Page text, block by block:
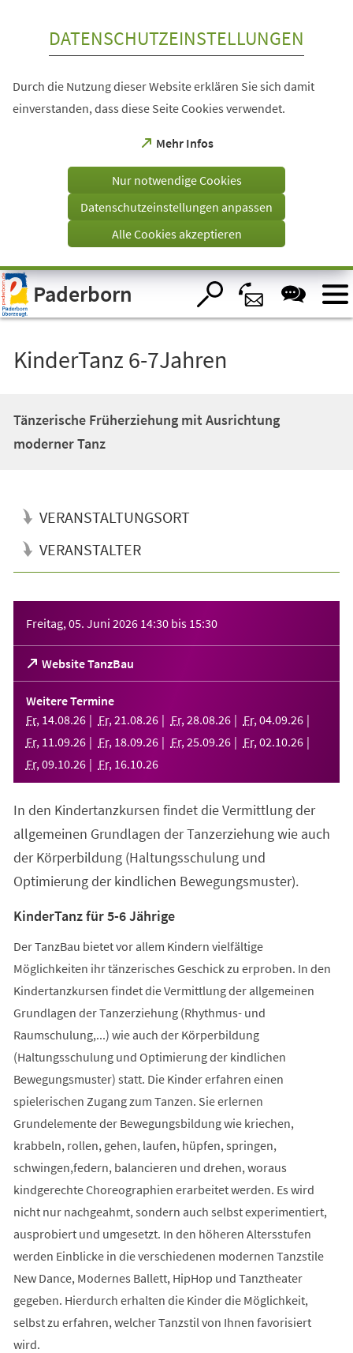
Visuelle
Assistenzsoftware
öffnen.
DATENSCHUTZEINSTELLUNGEN
Durch die Nutzung dieser Website erklären Sie sich damit
einverstanden, dass diese Seite Cookies verwendet.
Mehr Infos
(Öffnet
einem
Tab)
Nur notwendige Cookies
Datenschutzeinstellungen anpassen
Alle Cookies akzeptieren
Paderborn
KinderTanz 6-7Jahren
Tänzerische Früherziehung mit Ausrichtung
moderner Tanz
VERANSTALTUNGSORT
VERANSTALTER
Freitag, 05. Juni 2026 14:30 bis 15:30
Website TanzBau
(Öffnet
in
einem
neuen
Tab)
Weitere Termine
Fr, 14.08.26 Fr, 21 .08.26 Fr, 28.08.26 Fr, 04.09.26
Fr, 11 .09.26 Fr, 18.09.26 Fr, 25.09.26 Fr, 02.10.26
Fr, 09.10.26 Fr, 16.10.26
In den Kindertanzkursen findet die Vermittlung der
allgemeinen Grundlagen der Tanzerziehung wie auch
der Körperbildung (Haltungsschulung und
Optimierung der kindlichen Bewegungsmuster).
KinderTanz für 5-6 Jährige
Der TanzBau bietet vor allem Kindern vielfältige
Möglichkeiten ihr tänzerisches Geschick zu erproben. In den
Kindertanzkursen findet die Vermittlung der allgemeinen
Grundlagen der Tanzerziehung (Rhythmus- und
Raumschulung,...) wie auch der Körperbildung
(Haltungsschulung und Optimierung der kindlichen
Bewegungsmuster) statt. Die Kinder erfahren einen
spielerischen Zugang zum Tanzen. Sie erlernen
Grundelemente der Bewegungsbildung wie kriechen,
krabbeln, rollen, gehen, laufen, hüpfen, springen,
schwingen,federn, balancieren und drehen, woraus
kindgerechte Choreographien erarbeitet werden. Es wird
nicht nur nachgeahmt, sondern auch selbst experimentiert,
ausprobiert und umgesetzt. In den höheren Altersstufen
werden Einblicke in die verschiedenen modernen Tanzstile
New Dance, Modernes Ballett, HipHop und Tanztheater
gegeben. Hierdurch erhalten die Kinder die Möglichkeit,
selbst zu erfahren, welcher Tanzstil von Ihnen favorisiert
wird.